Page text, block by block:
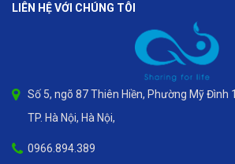
LIÊN HỆ VỚI CHÚNG TÔI
Số 5, ngõ 87 Thiên Hiền, Phường Mỹ Đình
TP. Hà Nội, Hà Nội,
0966.894.389